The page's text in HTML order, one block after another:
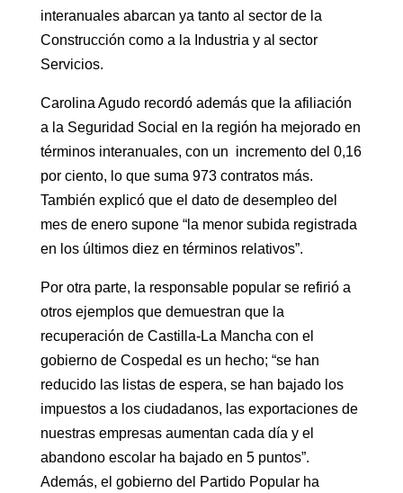
interanuales abarcan ya tanto al sector de la
Construcción como a la Industria y al sector
Servicios.
Carolina Agudo recordó además que la afiliación
a la Seguridad Social en la región ha mejorado en
términos interanuales, con un incremento del 0,16
por ciento, lo que suma 973 contratos más.
También explicó que el dato de desempleo del
mes de enero supone “la menor subida registrada
en los últimos diez en términos relativos”.
Por otra parte, la responsable popular se refirió a
otros ejemplos que demuestran que la
recuperación de Castilla-La Mancha con el
gobierno de Cospedal es un hecho; “se han
reducido las listas de espera, se han bajado los
impuestos a los ciudadanos, las exportaciones de
nuestras empresas aumentan cada día y el
abandono escolar ha bajado en 5 puntos”.
Además, el gobierno del Partido Popular ha